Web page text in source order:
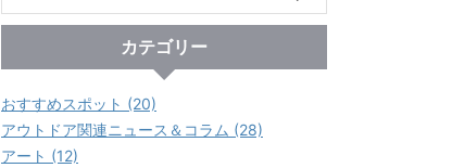
カテゴリー
おすすめスポット (20)
アウトドア関連ニュース＆コラム (28)
アート (12)